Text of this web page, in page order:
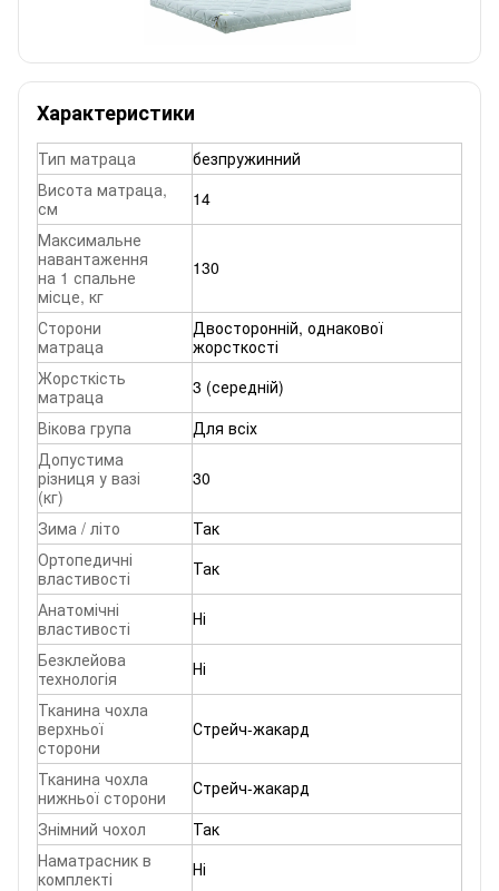
Характеристики
Тип матраца
безпружинний
Висота матраца,
см
14
Максимальне
навантаження
на 1 спальне
місце, кг
130
Сторони
матраца
Двосторонній, однакової
жорсткості
Жорсткість
матраца
3 (середній)
Вікова група
Для всіх
Допустима
різниця у вазі
(кг)
30
Зима / літо
Так
Ортопедичні
властивості
Так
Анатомічні
властивості
Ні
Безклейова
технологія
Ні
Тканина чохла
верхньої
сторони
Стрейч-жакард
Тканина чохла
нижньої сторони
Стрейч-жакард
Знімний чохол
Так
Наматрасник в
комплекті
Ні